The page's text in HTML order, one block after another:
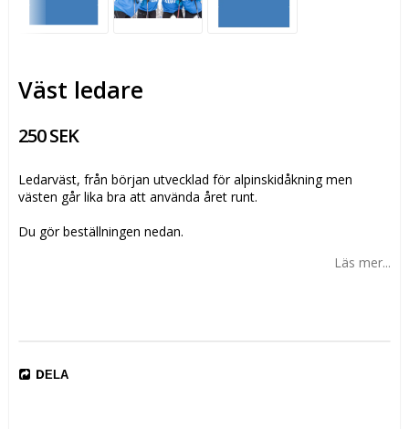
Väst ledare
250 SEK
Ledarväst, från början utvecklad för alpinskidåkning men
västen går lika bra att använda året runt.
Du gör beställningen nedan.
Läs mer...
DELA